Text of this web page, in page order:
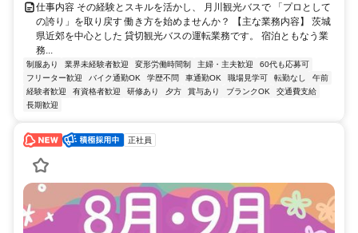
仕事内容 その経験とスキルを活かし、 月川観光バスで 「プロとして
の誇り」を取り戻す 働き方を始めませんか？ 【主な業務内容】 茨城
県近郊を中心とした 貸切観光バスの運転業務です。 宿泊ともなう業
務...
制服あり 業界未経験者歓迎 変形労働時間制 主婦・主夫歓迎
60代も応募可
フリーター歓迎
バイク通勤OK 学歴不問 車通勤OK 職場見学可 転勤なし
午前
経験者歓迎
有資格者歓迎 研修あり 夕方 賞与あり ブランクOK
交通費支給
長期歓迎
正社員